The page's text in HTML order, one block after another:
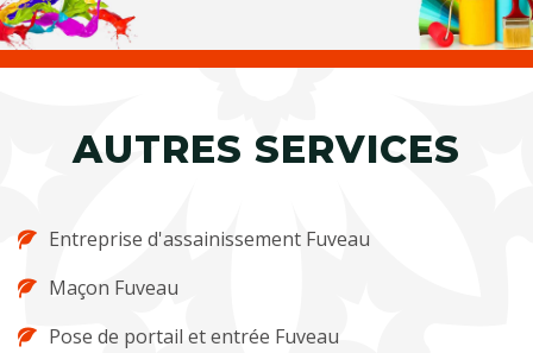
AUTRES SERVICES
Entreprise d'assainissement Fuveau
Maçon Fuveau
Pose de portail et entrée Fuveau